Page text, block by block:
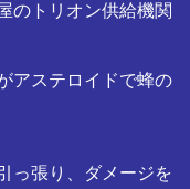
のトリオン供給機関
アステロイドで蜂の
っ張り、ダメージを